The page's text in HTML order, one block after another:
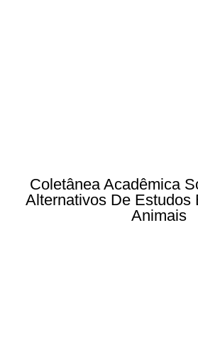
Coletânea Acadêmica
Alternativos De Estudos
Animais